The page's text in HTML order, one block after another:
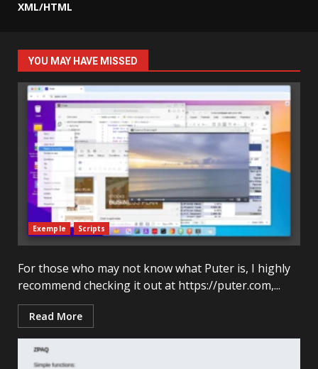
XML/HTML
YOU MAY HAVE MISSED
Exemple Scripts
For those who may not know what Puter is, I highly
recommend checking it out at https://puter.com,...
Read More